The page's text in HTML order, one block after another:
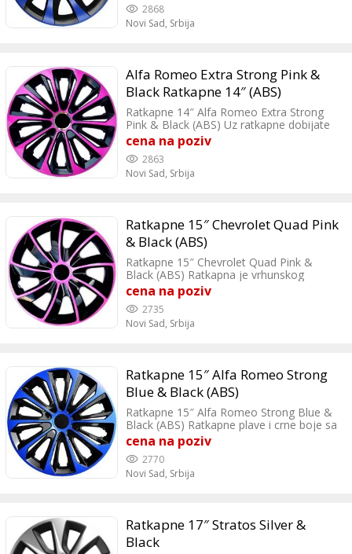
2868
Novi Sad, Srbija
Alfa Romeo Extra Strong Pink &
Black Ratkapne 14″ (ABS)
Ratkapne 14″ Alfa Romeo Extra Strong
Pink & Black (ABS) Uz ratkapne dobijate
četiri nalepnice po želji.
cena na poziv
2863
Novi Sad, Srbija
Ratkapne 15″ Chevrolet Quad Pink
& Black (ABS)
Ratkapne 15″ Chevrolet Quad Pink &
Black (ABS) Ratkapna je vrhunskog
kvaliteta, proizvedena u EU. Ratkapne se
veoma lako montiraju i odgovaraju za sve
automobile koji imaju čelicne felne od
15″.
cena na poziv
2735
Novi Sad, Srbija
Ratkapne 15″ Alfa Romeo Strong
Blue & Black (ABS)
Ratkapne 15″ Alfa Romeo Strong Blue &
Black (ABS) Ratkapne plave i crne boje sa
modernim dizajnom vozilu daju sportsku
liniju.
cena na poziv
2770
Novi Sad, Srbija
Ratkapne 17″ Stratos Silver &
Black